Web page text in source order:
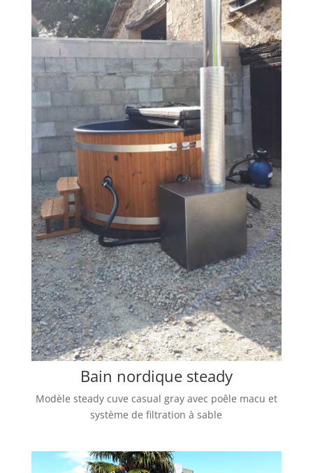
Bain nordique steady
Modèle steady cuve casual gray avec poêle macu et
système de filtration à sable